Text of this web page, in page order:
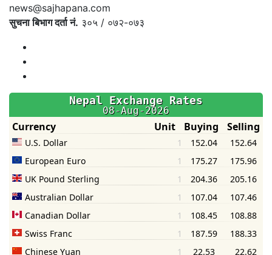
news@sajhapana.com
सुचना बिभाग दर्ता नं. ३०५ / ०७२-०७३